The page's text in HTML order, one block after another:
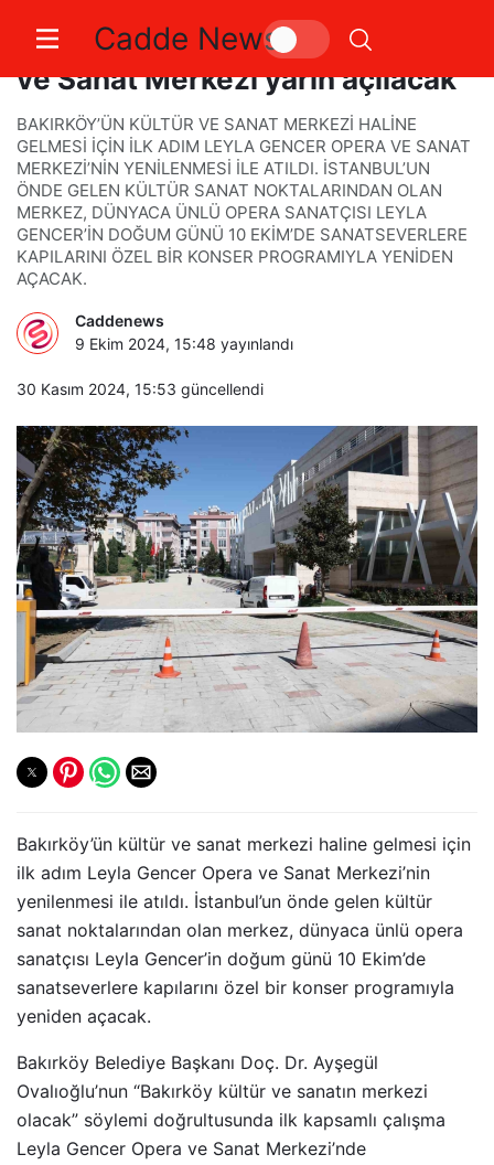
Cadde News
Bakırköy’de Leyla Gencer Opera
ve Sanat Merkezi yarın açılacak
BAKIRKÖY’ÜN KÜLTÜR VE SANAT MERKEZİ HALİNE
GELMESİ İÇİN İLK ADIM LEYLA GENCER OPERA VE SANAT
MERKEZİ’NİN YENİLENMESİ İLE ATILDI. İSTANBUL’UN
ÖNDE GELEN KÜLTÜR SANAT NOKTALARINDAN OLAN
MERKEZ, DÜNYACA ÜNLÜ OPERA SANATÇISI LEYLA
GENCER’İN DOĞUM GÜNÜ 10 EKİM’DE SANATSEVERLERE
KAPILARINI ÖZEL BİR KONSER PROGRAMIYLA YENİDEN
AÇACAK.
Caddenews
9 Ekim 2024, 15:48 yayınlandı
30 Kasım 2024, 15:53 güncellendi
Bakırköy’ün kültür ve sanat merkezi haline gelmesi için
ilk adım Leyla Gencer Opera ve Sanat Merkezi’nin
yenilenmesi ile atıldı. İstanbul’un önde gelen kültür
sanat noktalarından olan merkez, dünyaca ünlü opera
sanatçısı Leyla Gencer’in doğum günü 10 Ekim’de
sanatseverlere kapılarını özel bir konser programıyla
yeniden açacak.
Bakırköy Belediye Başkanı Doç. Dr. Ayşegül
Ovalıoğlu’nun “Bakırköy kültür ve sanatın merkezi
olacak” söylemi doğrultusunda ilk kapsamlı çalışma
Leyla Gencer Opera ve Sanat Merkezi’nde